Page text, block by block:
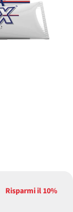
Risparmi il10%